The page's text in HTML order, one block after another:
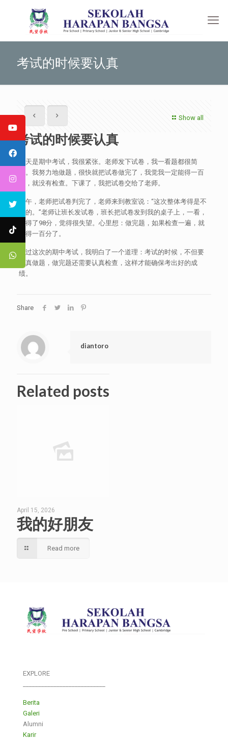
考试的时候要认真
Show all
考试的时候要认真
今天是期中考试，我很紧张。老师发下试卷，我一看题都很简
单。我努力地做题，很快就把试卷做完了，我觉我一定能得一百
分，就没有检查。下课了，我把试卷交给了老师。
下午，老师把试卷判完了，老师来到教室说：“这次整体考得是不
错的。”老师让班长发试卷，班长把试卷发到我的桌子上，一看，
我得了98分，觉得很失望。心里想：做完题，如果检查一遍，就
能得一百分了。
通过这次的期中考试，我明白了一个道理：考试的时候，不但要
认真做题，做完题还需要认真检查，这样才能确保考出好的成
绩。
Share
diantoro
Related posts
April 15, 2026
我的好朋友
Read more
EXPLORE
Berita
Galeri
Alumni
Karir